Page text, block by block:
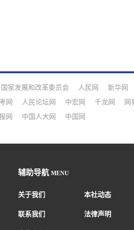
国家发展和改革委员会 人民网 新华网
网 人民论坛网 中宏网 千龙网 网
网 中国人大网 中国网
辅助导航 MENU
关于我们 本社动态
联系我们 法律声明